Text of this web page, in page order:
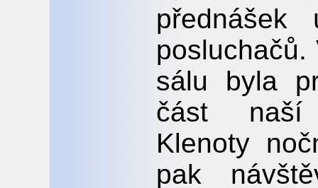
sálu byla
část naší
Klenoty
pak